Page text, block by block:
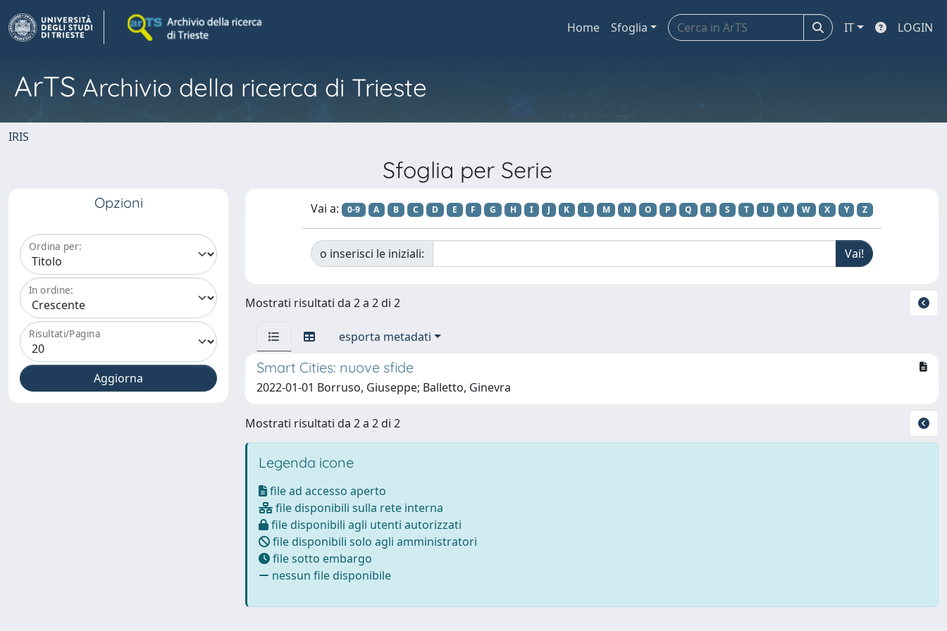
Home Sfoglia IT LOGIN
ArTS Archivio della ricerca di Trieste
IRIS
Sfoglia per Serie
Opzioni
Ordina per:
In ordine:
Risultati/Pagina
Vai a: 0-9 A B C D E F G H I J K L M N O P Q R S T U V W X Y Z
o inserisci le iniziali:
Mostrati risultati da 2 a 2 di 2
esporta metadati
Smart Cities: nuove sfide
2022-01-01 Borruso, Giuseppe; Balletto, Ginevra
Mostrati risultati da 2 a 2 di 2
Legenda icone
file ad accesso aperto
file disponibili sulla rete interna
file disponibili agli utenti autorizzati
file disponibili solo agli amministratori
file sotto embargo
nessun file disponibile